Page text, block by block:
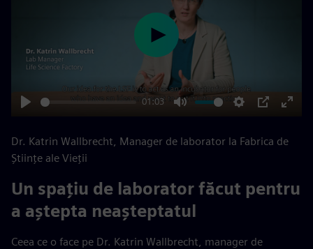
01:03
Play
Dr. Katrin Wallbrecht, Manager de laborator la Fabrica de
Științe ale Vieții
Un spațiu de laborator făcut pentru
a aștepta neașteptatul
Ceea ce o face pe Dr. Katrin Wallbrecht, manager de